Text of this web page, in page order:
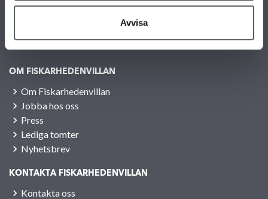
Avvisa
FRITIDSHUS
KOMPLEMENTBOSTADSHUS
OM FISKARHEDENVILLAN
Om Fiskarhedenvillan
Jobba hos oss
Press
Lediga tomter
Nyhetsbrev
KONTAKTA FISKARHEDENVILLAN
Kontakta oss